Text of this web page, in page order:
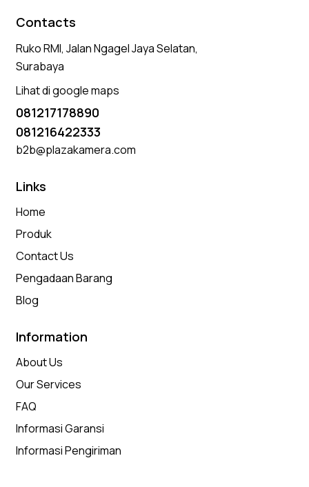
Contacts
Ruko RMI, Jalan Ngagel Jaya Selatan,
Surabaya
Lihat di google maps
081217178890
081216422333
b2b@plazakamera.com
Links
Home
Produk
Contact Us
Pengadaan Barang
Blog
Information
About Us
Our Services
FAQ
Informasi Garansi
Informasi Pengiriman